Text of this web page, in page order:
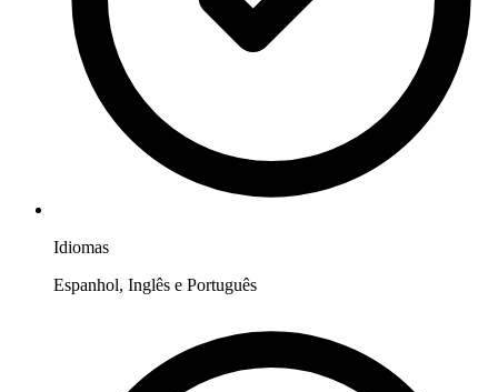
Idiomas
Espanhol, Inglês e Português